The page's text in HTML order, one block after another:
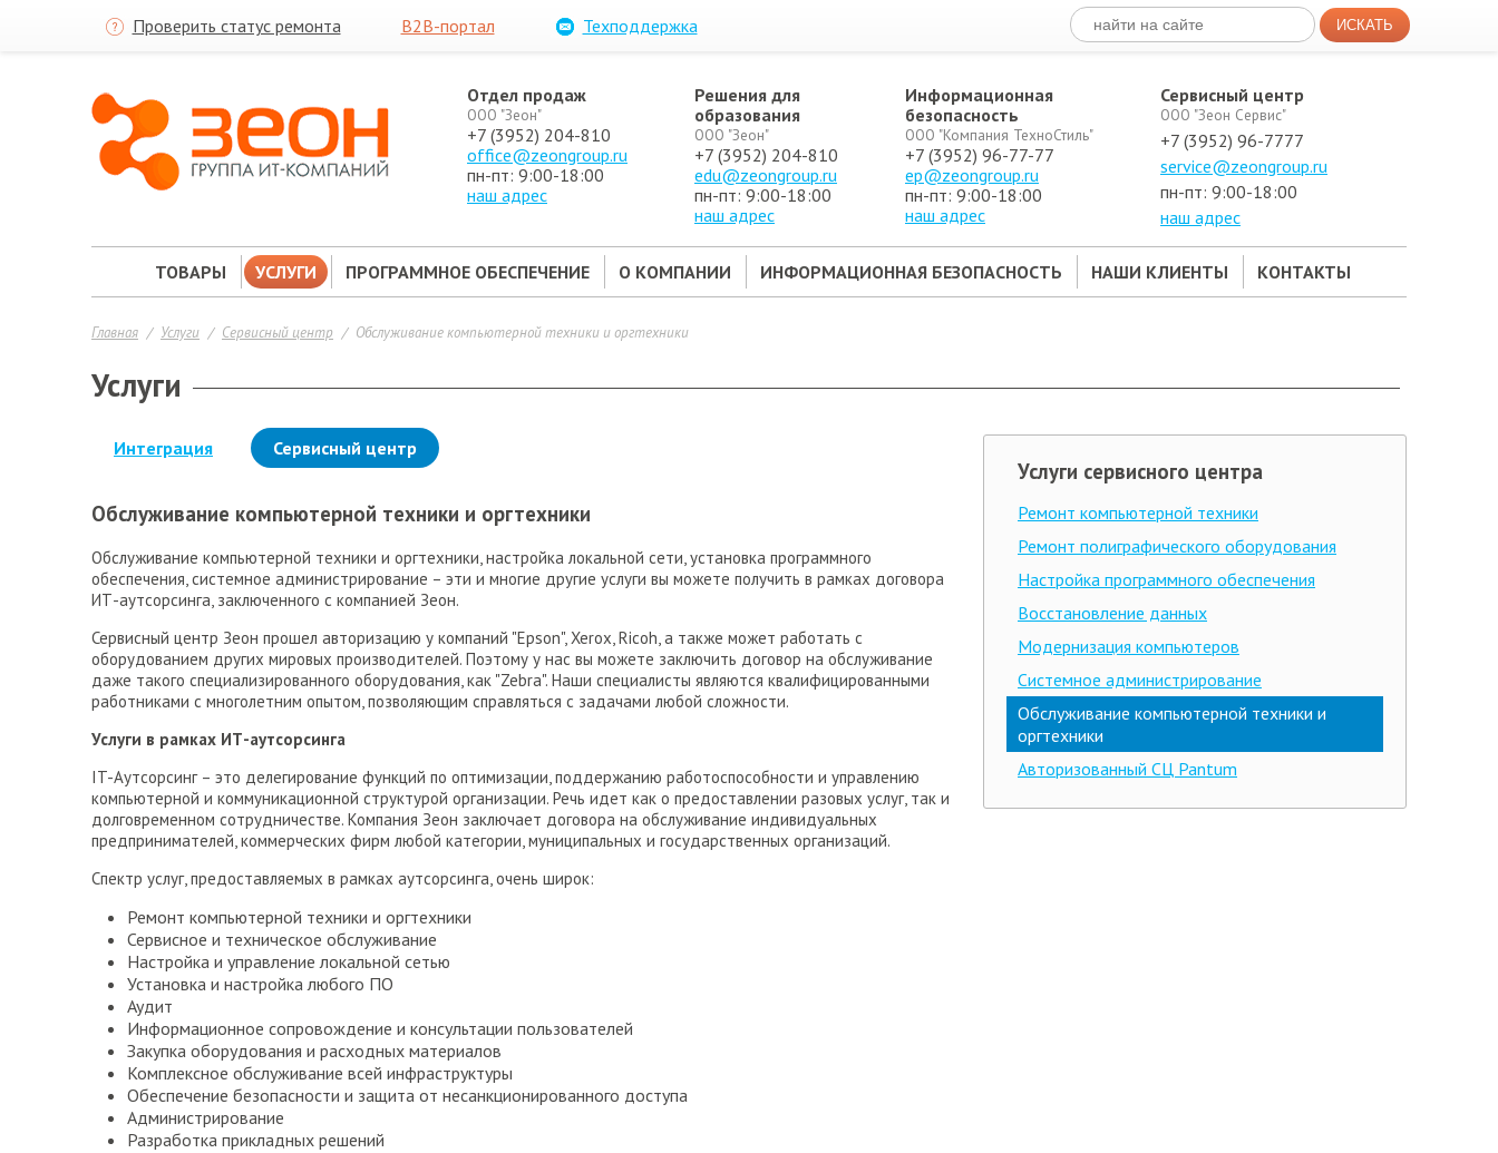
Проверить статус ремонта B2B-портал Техподдержка ИСКАТЬ
Отдел продаж
ООО "Зеон"
+7 (3952) 204-810
office@zeongroup.ru
пн-пт: 9:00-18:00
наш адрес
Решения для
образования
ООО "Зеон"
+7 (3952) 204-810
edu@zeongroup.ru
пн-пт: 9:00-18:00
наш адрес
Информационная
безопасность
ООО "Компания ТехноСтиль"
+7 (3952) 96-77-77
ep@zeongroup.ru
пн-пт: 9:00-18:00
наш адрес
Сервисный центр
ООО "Зеон Сервис"
+7 (3952) 96-7777
service@zeongroup.ru
пн-пт: 9:00-18:00
наш адрес
ТОВАРЫ УСЛУГИ ПРОГРАММНОЕ ОБЕСПЕЧЕНИЕ О КОМПАНИИ ИНФОРМАЦИОННАЯ БЕЗОПАСНОСТЬ НАШИ КЛИЕНТЫ КОНТАКТЫ
Главная Услуги Сервисный центр Обслуживание компьютерной техники и оргтехники
Услуги
Интеграция Сервисный центр
Обслуживание компьютерной техники и оргтехники
Обслуживание компьютерной техники и оргтехники, настройка локальной сети, установка программного
обеспечения, системное администрирование – эти и многие другие услуги вы можете получить в рамках договора
ИТ-аутсорсинга, заключенного с компанией Зеон.
Сервисный центр Зеон прошел авторизацию у компаний "Epson", Xerox, Ricoh, а также может работать с
оборудованием других мировых производителей. Поэтому у нас вы можете заключить договор на обслуживание
даже такого специализированного оборудования, как "Zebra". Наши специалисты являются квалифицированными
работниками с многолетним опытом, позволяющим справляться с задачами любой сложности.
Услуги в рамках ИТ-аутсорсинга
IT-Аутсорсинг – это делегирование функций по оптимизации, поддержанию работоспособности и управлению
компьютерной и коммуникационной структурой организации. Речь идет как о предоставлении разовых услуг, так и
долговременном сотрудничестве. Компания Зеон заключает договора на обслуживание индивидуальных
предпринимателей, коммерческих фирм любой категории, муниципальных и государственных организаций.
Спектр услуг, предоставляемых в рамках аутсорсинга, очень широк:
Ремонт компьютерной техники и оргтехники
Сервисное и техническое обслуживание
Настройка и управление локальной сетью
Установка и настройка любого ПО
Аудит
Информационное сопровождение и консультации пользователей
Закупка оборудования и расходных материалов
Комплексное обслуживание всей инфраструктуры
Обеспечение безопасности и защита от несанкционированного доступа
Администрирование
Разработка прикладных решений
Услуги сервисного центра
Ремонт компьютерной техники
Ремонт полиграфического оборудования
Настройка программного обеспечения
Восстановление данных
Модернизация компьютеров
Системное администрирование
Обслуживание компьютерной техники и
оргтехники
Авторизованный СЦ Pantum